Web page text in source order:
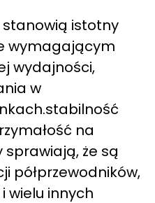
stanowią istotny
wymagającym
wydajności,
w
na
że są
półprzewodników,
wielu innych